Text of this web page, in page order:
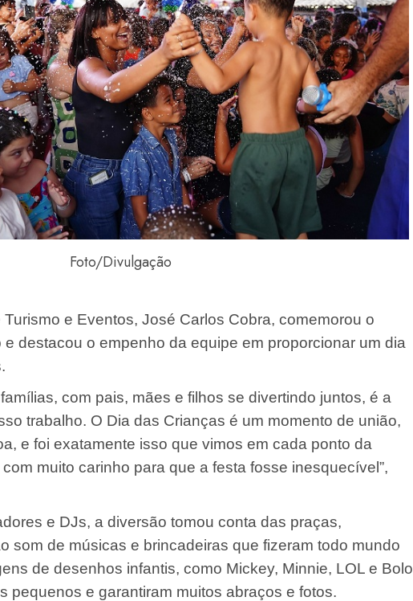
Foto/Divulgação
e Eventos, José Carlos Cobra, comemorou o
destacou o empenho da equipe em proporcionar um dia
com pais, mães e filhos se divertindo juntos, é a
trabalho. O Dia das Crianças é um momento de união,
e foi exatamente isso que vimos em cada ponto da
muito carinho para que a festa fosse inesquecível”,
e DJs, a diversão tomou conta das praças,
som de músicas e brincadeiras que fizeram todo mundo
de desenhos infantis, como Mickey, Minnie, LOL e Bolo
pequenos e garantiram muitos abraços e fotos.